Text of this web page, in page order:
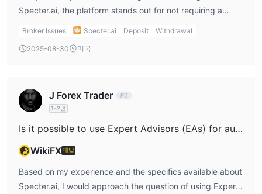
는 대부분의 자산 및 만료에 스프레드 없는 진입을 허용합니다. 그러
나 GMT 오후 8시-자정과 같이 유동성이 매우 낮은 기간 또는 10-30
초의 소만기, 5분 만기에 0.2핍 스프레드 및 진입 시 0.1-0.9핍 사이
최대 40배의 레버리지가 가능한 외환을 제외한 대부분의 자산에서
레버리지를 사용할 수 없습니다. 최소한의 자본을 가진 트레이더의
경우 취할 수 있는 포지션의 수와 크기가 제한될 수 있습니다. 그러
나 감소된 레버리지는 잠재적인 손실을 제한하는 데에도 도움이 됩
니다.
계정 유형
계정은 다음과 같습니다.
Specter.ai, the platform stands out for not requiring a
minimum deposit to open a live trading account, which is
means I could, in theory, start trading with any amount,
modest $10 minimum deposit, but the flexibility to begin
with no mandatory minimum was appealing—especially for
someone who wants to test real trading conditions with
with caution. While the absence of a minimum deposit
lowers the entry barrier, I always consider the bigger
picture around safety and risk. Specter.ai is registered in
Broker Issues Specter.ai Deposit Withdrawal
2025-08-30 미국
J Forex Trader
1-2년
Is it possible to use Expert Advisors (EAs) for automated trading on Specter.ai's platforms?
WikiFX대답
Based on my experience and the specifics available about
Specter.ai, I would approach the question of using Expert